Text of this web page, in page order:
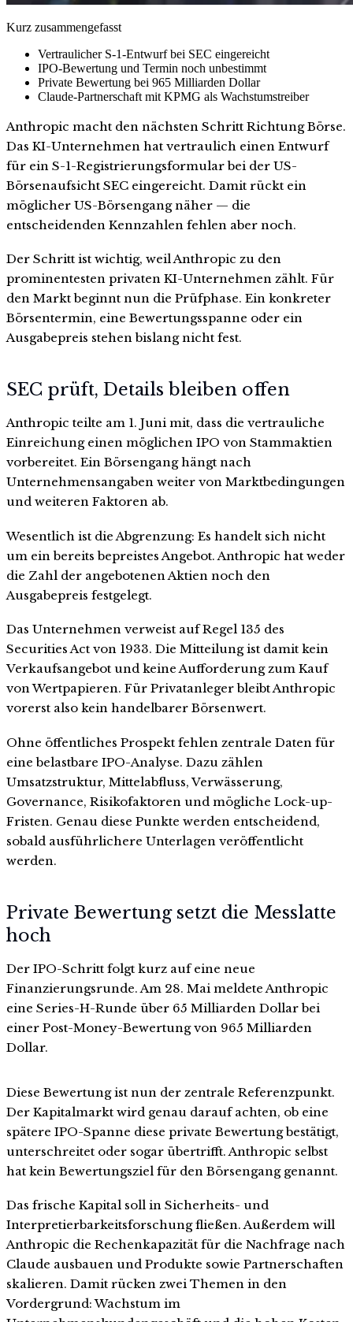
Kurz zusammengefasst
Vertraulicher S-1-Entwurf bei SEC eingereicht
IPO-Bewertung und Termin noch unbestimmt
Private Bewertung bei 965 Milliarden Dollar
Claude-Partnerschaft mit KPMG als Wachstumstreiber
Anthropic macht den nächsten Schritt Richtung Börse.
Das KI-Unternehmen hat vertraulich einen Entwurf
für ein S-1-Registrierungsformular bei der US-
Börsenaufsicht SEC eingereicht. Damit rückt ein
möglicher US-Börsengang näher — die
entscheidenden Kennzahlen fehlen aber noch.
Der Schritt ist wichtig, weil Anthropic zu den
prominentesten privaten KI-Unternehmen zählt. Für
den Markt beginnt nun die Prüfphase. Ein konkreter
Börsentermin, eine Bewertungsspanne oder ein
Ausgabepreis stehen bislang nicht fest.
SEC prüft, Details bleiben offen
Anthropic teilte am 1. Juni mit, dass die vertrauliche
Einreichung einen möglichen IPO von Stammaktien
vorbereitet. Ein Börsengang hängt nach
Unternehmensangaben weiter von Marktbedingungen
und weiteren Faktoren ab.
Wesentlich ist die Abgrenzung: Es handelt sich nicht
um ein bereits bepreistes Angebot. Anthropic hat weder
die Zahl der angebotenen Aktien noch den
Ausgabepreis festgelegt.
Das Unternehmen verweist auf Regel 135 des
Securities Act von 1933. Die Mitteilung ist damit kein
Verkaufsangebot und keine Aufforderung zum Kauf
von Wertpapieren. Für Privatanleger bleibt Anthropic
vorerst also kein handelbarer Börsenwert.
Ohne öffentliches Prospekt fehlen zentrale Daten für
eine belastbare IPO-Analyse. Dazu zählen
Umsatzstruktur, Mittelabfluss, Verwässerung,
Governance, Risikofaktoren und mögliche Lock-up-
Fristen. Genau diese Punkte werden entscheidend,
sobald ausführlichere Unterlagen veröffentlicht
werden.
Private Bewertung setzt die Messlatte
hoch
Der IPO-Schritt folgt kurz auf eine neue
Finanzierungsrunde. Am 28. Mai meldete Anthropic
eine Series-H-Runde über 65 Milliarden Dollar bei
einer Post-Money-Bewertung von 965 Milliarden
Dollar.
Diese Bewertung ist nun der zentrale Referenzpunkt.
Der Kapitalmarkt wird genau darauf achten, ob eine
spätere IPO-Spanne diese private Bewertung bestätigt,
unterschreitet oder sogar übertrifft. Anthropic selbst
hat kein Bewertungsziel für den Börsengang genannt.
Das frische Kapital soll in Sicherheits- und
Interpretierbarkeitsforschung fließen. Außerdem will
Anthropic die Rechenkapazität für die Nachfrage nach
Claude ausbauen und Produkte sowie Partnerschaften
skalieren. Damit rücken zwei Themen in den
Vordergrund: Wachstum im